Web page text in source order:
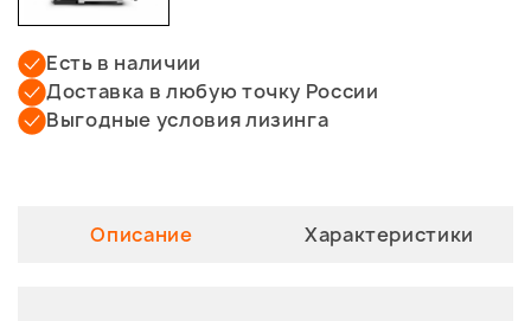
Есть в наличии
Доставка в любую точку России
Выгодные условия лизинга
Описание Характеристики